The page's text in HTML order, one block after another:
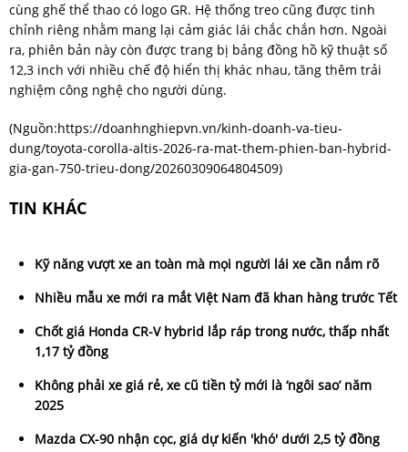
cùng ghế thể thao có logo GR. Hệ thống treo cũng được tinh
chỉnh riêng nhằm mang lại cảm giác lái chắc chắn hơn. Ngoài
ra, phiên bản này còn được trang bị bảng đồng hồ kỹ thuật số
12,3 inch với nhiều chế độ hiển thị khác nhau, tăng thêm trải
nghiệm công nghệ cho người dùng.
(Nguồn:https://doanhnghiepvn.vn/kinh-doanh-va-tieu-
dung/toyota-corolla-altis-2026-ra-mat-them-phien-ban-hybrid-
gia-gan-750-trieu-dong/20260309064804509)
TIN KHÁC
Kỹ năng vượt xe an toàn mà mọi người lái xe cần nắm rõ
Nhiều mẫu xe mới ra mắt Việt Nam đã khan hàng trước Tết
Chốt giá Honda CR-V hybrid lắp ráp trong nước, thấp nhất
1,17 tỷ đồng
Không phải xe giá rẻ, xe cũ tiền tỷ mới là ‘ngôi sao’ năm
2025
Mazda CX-90 nhận cọc, giá dự kiến 'khó' dưới 2,5 tỷ đồng